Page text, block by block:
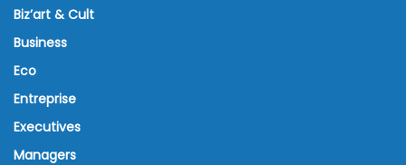
Biz’art & Cult
Business
Eco
Entreprise
Executives
Managers